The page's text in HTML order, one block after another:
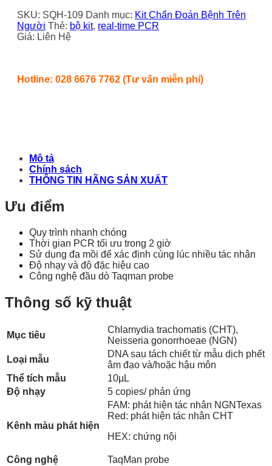
SKU: SQH-109 Danh mục: Kit Chẩn Đoán Bệnh Trên
Người Thẻ: bộ kit, real-time PCR
Giá: Liên Hệ
Hotline: 028 6676 7762 (Tư vấn miễn phí)
Mô tả
Chính sách
THÔNG TIN HÃNG SẢN XUẤT
Ưu điểm
Quy trình nhanh chóng
Thời gian PCR tối ưu trong 2 giờ
Sử dụng đa mồi để xác định cùng lúc nhiều tác nhân
Độ nhạy và độ đặc hiệu cao
Công nghệ đầu dò Taqman probe
Thông số kỹ thuật
Mục tiêu
Chlamydia trachomatis (CHT),
Neisseria gonorrhoeae (NGN)
Loại mẫu
DNA sau tách chiết từ mẫu dịch phết
âm đạo và/hoặc hậu môn
Thể tích mẫu
10µL
Độ nhạy
5 copies/ phản ứng
Kênh màu phát hiện
FAM: phát hiện tác nhân NGNTexas
Red: phát hiện tác nhân CHT
HEX: chứng nội
Công nghệ
TaqMan probe